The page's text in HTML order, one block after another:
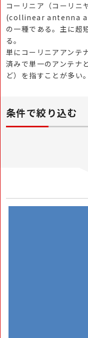
コーリニア（コーリニ
(collinear antenna
の一種である。主に超
る。
単にコーリニアアンテ
済みで単一のアンテナ
ど）を指すことが多い。
条件で絞り込む